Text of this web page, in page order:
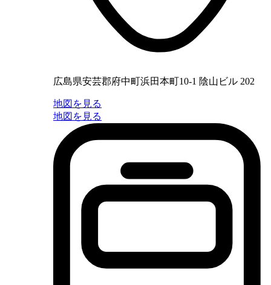
広島県安芸郡府中町浜田本町10-1 陰山ビル 202
地図を見る
地図を見る